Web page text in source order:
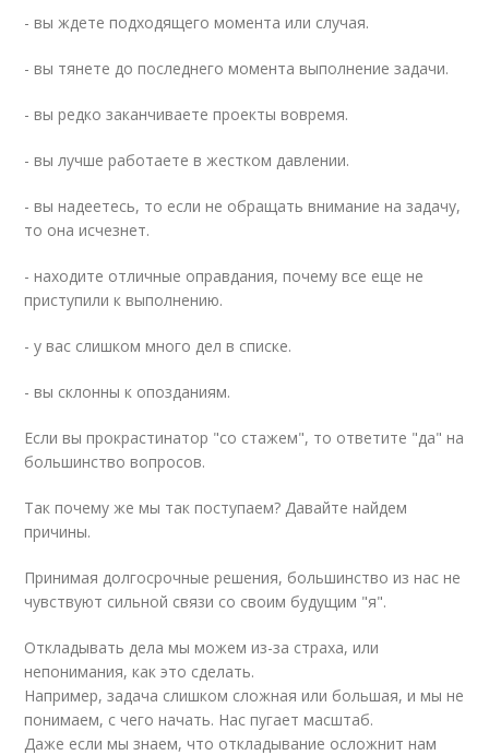
- вы ждете подходящего момента или случая.
- вы тянете до последнего момента выполнение задачи.
- вы редко заканчиваете проекты вовремя.
- вы лучше работаете в жестком давлении.
- вы надеетесь, то если не обращать внимание на задачу,
то она исчезнет.
- находите отличные оправдания, почему все еще не
приступили к выполнению.
- у вас слишком много дел в списке.
- вы склонны к опозданиям.
Если вы прокрастинатор "со стажем", то ответите "да" на
большинство вопросов.
Так почему же мы так поступаем? Давайте найдем
причины.
Принимая долгосрочные решения, большинство из нас не
чувствуют сильной связи со своим будущим "я".
Откладывать дела мы можем из-за страха, или
непонимания, как это сделать.
Например, задача слишком сложная или большая, и мы не
понимаем, с чего начать. Нас пугает масштаб.
Даже если мы знаем, что откладывание осложнит нам